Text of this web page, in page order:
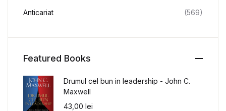
Anticariat (569)
Featured Books
Drumul cel bun in leadership - John C.
Maxwell
43,00 lei